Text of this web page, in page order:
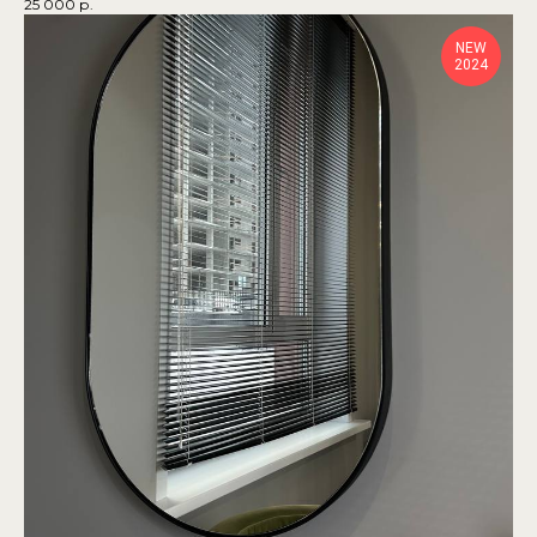
25 000 р.
NEW
2024